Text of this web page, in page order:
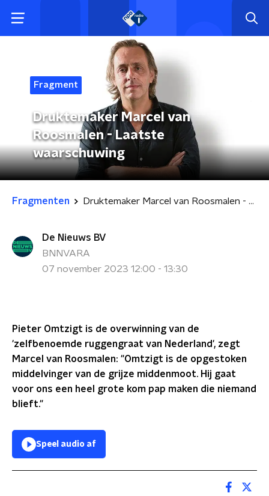
Fragment
Druktemaker Marcel van
Roosmalen - Laatste
waarschuwing
Fragmenten Druktemaker Marcel van Roosmalen - Laatste waarschuwing
De Nieuws BV
BNNVARA
07 november 2023 12:00 - 13:30
Pieter Omtzigt is de overwinning van de
'zelfbenoemde ruggengraat van Nederland', zegt
Marcel van Roosmalen: "Omtzigt is de opgestoken
middelvinger van de grijze middenmoot. Hij gaat
voor ons een heel grote kom pap maken die niemand
blieft."
Speel audio af